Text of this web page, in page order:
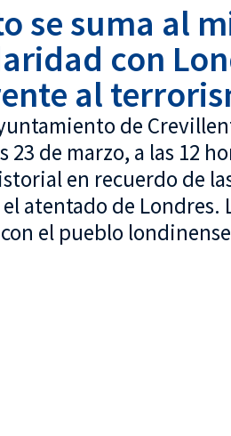
se suma al
con
al
de
de marzo, a las 12
en recuerdo de
atentado de Londres.
el pueblo